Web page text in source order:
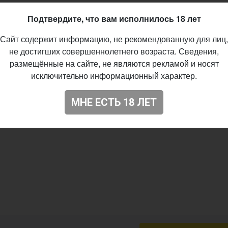
Подтвердите, что вам исполнилось 18 лет
Сайт содержит информацию, не рекомендованную для лиц,
не достигших совершеннолетнего возраста. Сведения,
размещённые на сайте, не являются рекламой и носят
исключительно информационный характер.
МНЕ ЕСТЬ 18 ЛЕТ